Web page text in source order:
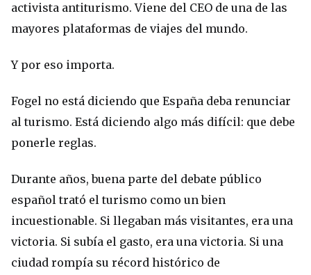
activista antiturismo. Viene del CEO de una de las
mayores plataformas de viajes del mundo.
Y por eso importa.
Fogel no está diciendo que España deba renunciar
al turismo. Está diciendo algo más difícil: que debe
ponerle reglas.
Durante años, buena parte del debate público
español trató el turismo como un bien
incuestionable. Si llegaban más visitantes, era una
victoria. Si subía el gasto, era una victoria. Si una
ciudad rompía su récord histórico de